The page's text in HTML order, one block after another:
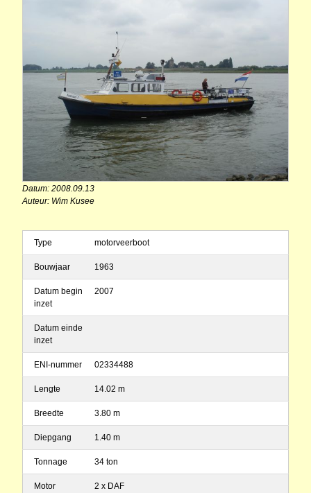
Datum: 2008.09.13
Auteur: Wim Kusee
Type motorveerboot
Bouwjaar 1963
Datum begin
inzet
2007
Datum einde
inzet
ENI-nummer 02334488
Lengte 14.02 m
Breedte 3.80 m
Diepgang 1.40 m
Tonnage 34 ton
Motor 2 x DAF